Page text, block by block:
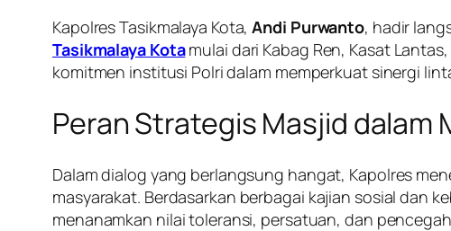
Kapolres Tasikmalaya Kota,Andi Purwanto, hadir
Tasikmalaya Kotamulai dari Kabag Ren, Kasat
komitmen institusi Polri dalam memperkuat sinergi
Peran Strategis Masjid dalam
Dalam dialog yang berlangsung hangat, Kapolres
masyarakat. Berdasarkan berbagai kajian sosial dan
menanamkan nilai toleransi, persatuan, dan